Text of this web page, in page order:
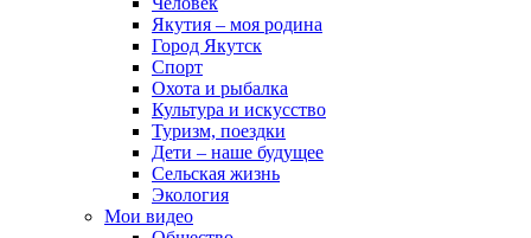
Якутия – моя родина
Город Якутск
Спорт
Охота и рыбалка
Культура и искусство
Туризм, поездки
Дети – наше будущее
Сельская жизнь
Экология
Мои видео